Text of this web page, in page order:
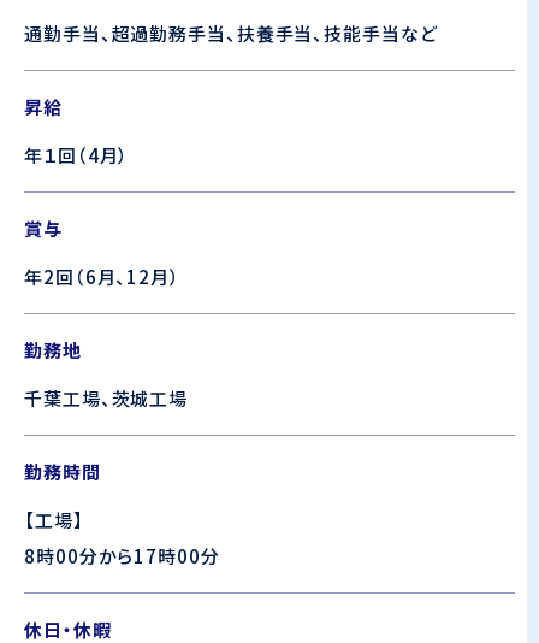
通勤手当、超過勤務手当、扶養手当、技能手当など
昇給
年１回（4月）
賞与
年2回（6月、12月）
勤務地
千葉工場、茨城工場
勤務時間
【工場】
8時00分から17時00分
休日・休暇